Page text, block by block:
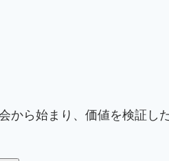
ら始まり、価値を検証し